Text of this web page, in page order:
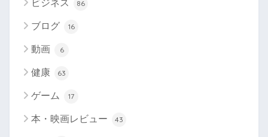
ビジネス 86
ブログ 16
動画 6
健康 63
ゲーム 17
本・映画レビュー 43